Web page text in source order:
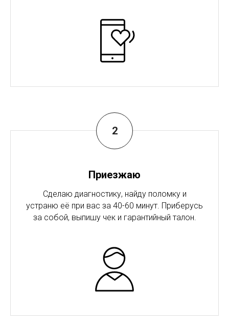
Приезжаю
Сделаю диагностику, найду поломку и
устраню её при вас за 40-60 минут. Приберусь
за собой, выпишу чек и гарантийный талон.